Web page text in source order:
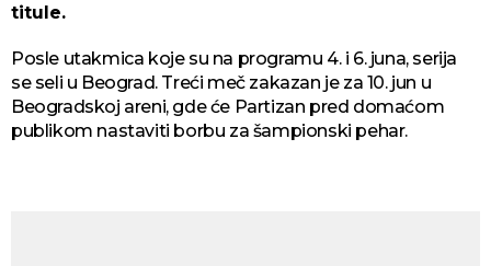
titule.
Posle utakmica koje su na programu 4. i 6. juna, serija
se seli u Beograd. Treći meč zakazan je za 10. jun u
Beogradskoj areni, gde će Partizan pred domaćom
publikom nastaviti borbu za šampionski pehar.